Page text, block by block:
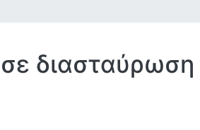
διασταύρωση